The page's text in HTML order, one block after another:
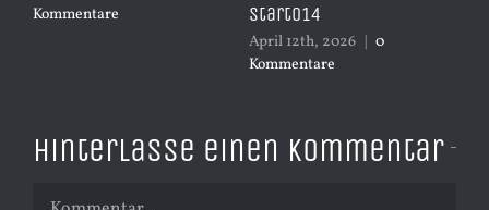
Kommentare
Start014
April 12th, 2026 | 0
Kommentare
Hinterlasse einen Kommentar
Kommentar